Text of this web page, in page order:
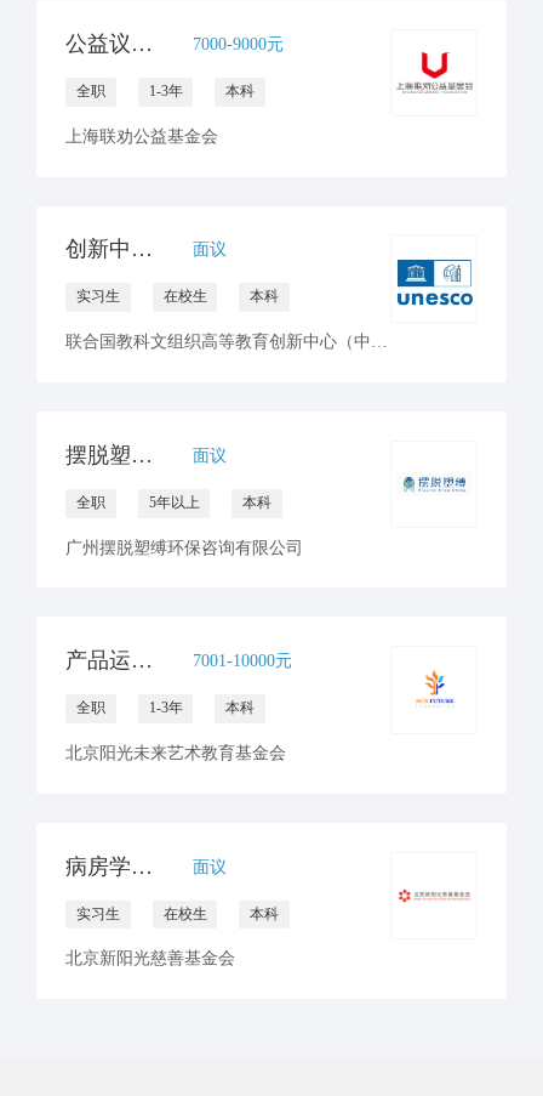
公益议题项目高级专员 7000-9000元
全职 1-3年 本科
上海联劝公益基金会
创新中心招聘国际伙伴项目部实习生（西班牙语方向） 面议
实习生 在校生 本科
摆脱塑缚招聘传播经理 面议
全职 5年以上 本科
广州摆脱塑缚环保咨询有限公司
产品运营专员（美育公益课程方向） 7001-10000元
全职 1-3年 本科
北京阳光未来艺术教育基金会
病房学校实习生 面议
实习生 在校生 本科
北京新阳光慈善基金会